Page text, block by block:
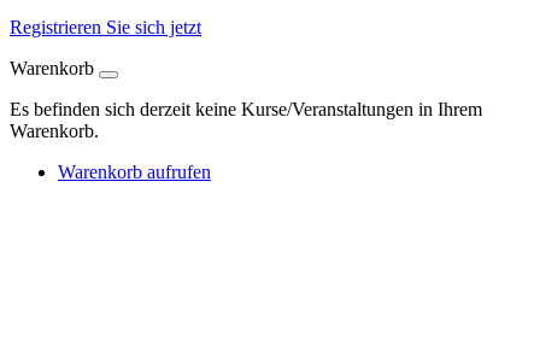
Registrieren Sie sich jetzt
Warenkorb
Es befinden sich derzeit keine Kurse/Veranstaltungen in Ihrem
Warenkorb.
Warenkorb aufrufen